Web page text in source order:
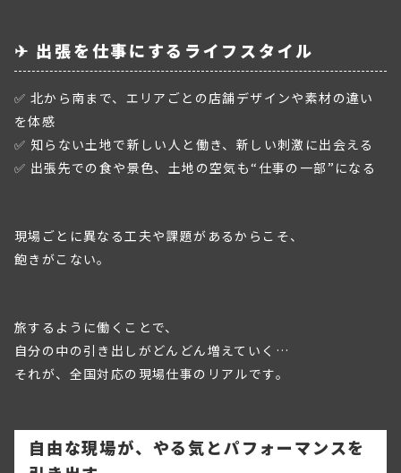
✈ 出張を仕事にするライフスタイル
✅ 北から南まで、エリアごとの店舗デザインや素材の違い
を体感
✅ 知らない土地で新しい人と働き、新しい刺激に出会える
✅ 出張先での食や景色、土地の空気も“仕事の一部”になる
現場ごとに異なる工夫や課題があるからこそ、
飽きがこない。
旅するように働くことで、
自分の中の引き出しがどんどん増えていく…
それが、全国対応の現場仕事のリアルです。
自由な現場が、やる気とパフォーマンスを